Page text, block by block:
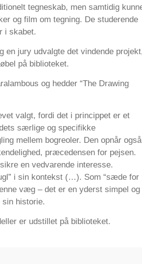
tegneskab, men samtidig
og film om tegning. De studerende
i skabet.
en jury udvalgte det vindende
på biblioteket.
og hedder “The Drawing
valgt, fordi det i princippet er et
særlige og specifikke
mellem bogreoler. Den opnår også
præcedensen for pejsen.
en vedvarende interesse.
i sin kontekst (…). Som “sæde for
væg – det er en yderst simpel og
historie.
er udstillet på biblioteket.